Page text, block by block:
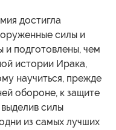
достигла
силы и
и подготовлены, чем
истории Ирака,
научиться, прежде
обороне, к защите
силы
из самых лучших